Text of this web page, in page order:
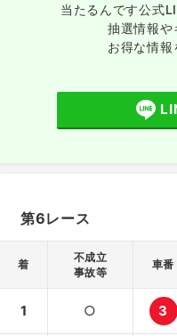
当たるんです公式
抽選情報や
お得な情報
第6レース
着
不成立
事故等
車番
1 ○ 3